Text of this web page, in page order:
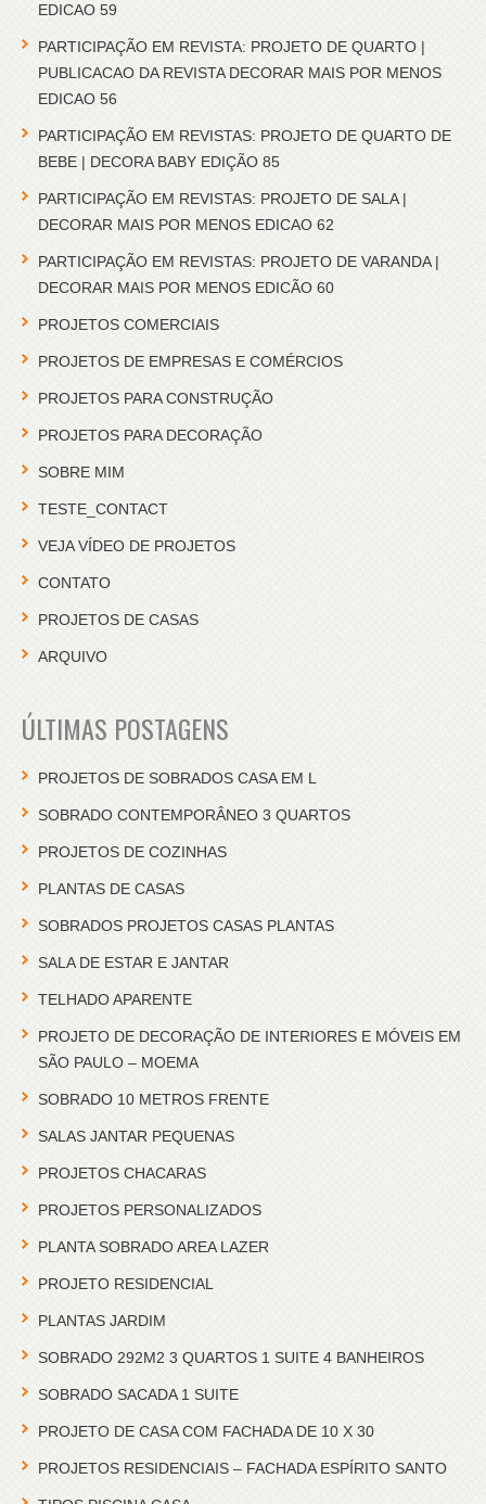
EDICAO 59
PARTICIPAÇÃO EM REVISTA: PROJETO DE QUARTO |
PUBLICACAO DA REVISTA DECORAR MAIS POR MENOS
EDICAO 56
PARTICIPAÇÃO EM REVISTAS: PROJETO DE QUARTO DE
BEBE | DECORA BABY EDIÇÃO 85
PARTICIPAÇÃO EM REVISTAS: PROJETO DE SALA |
DECORAR MAIS POR MENOS EDICAO 62
PARTICIPAÇÃO EM REVISTAS: PROJETO DE VARANDA |
DECORAR MAIS POR MENOS EDICÃO 60
PROJETOS COMERCIAIS
PROJETOS DE EMPRESAS E COMÉRCIOS
PROJETOS PARA CONSTRUÇÃO
PROJETOS PARA DECORAÇÃO
SOBRE MIM
TESTE_CONTACT
VEJA VÍDEO DE PROJETOS
CONTATO
PROJETOS DE CASAS
ARQUIVO
ÚLTIMAS POSTAGENS
PROJETOS DE SOBRADOS CASA EM L
SOBRADO CONTEMPORÂNEO 3 QUARTOS
PROJETOS DE COZINHAS
PLANTAS DE CASAS
SOBRADOS PROJETOS CASAS PLANTAS
SALA DE ESTAR E JANTAR
TELHADO APARENTE
PROJETO DE DECORAÇÃO DE INTERIORES E MÓVEIS EM
SÃO PAULO – MOEMA
SOBRADO 10 METROS FRENTE
SALAS JANTAR PEQUENAS
PROJETOS CHACARAS
PROJETOS PERSONALIZADOS
PLANTA SOBRADO AREA LAZER
PROJETO RESIDENCIAL
PLANTAS JARDIM
SOBRADO 292M2 3 QUARTOS 1 SUITE 4 BANHEIROS
SOBRADO SACADA 1 SUITE
PROJETO DE CASA COM FACHADA DE 10 X 30
PROJETOS RESIDENCIAIS – FACHADA ESPÍRITO SANTO